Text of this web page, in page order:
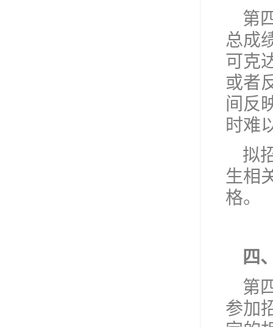
第
总成
可克
或者
间反
时难
拟
生相
格。
四
第
参加